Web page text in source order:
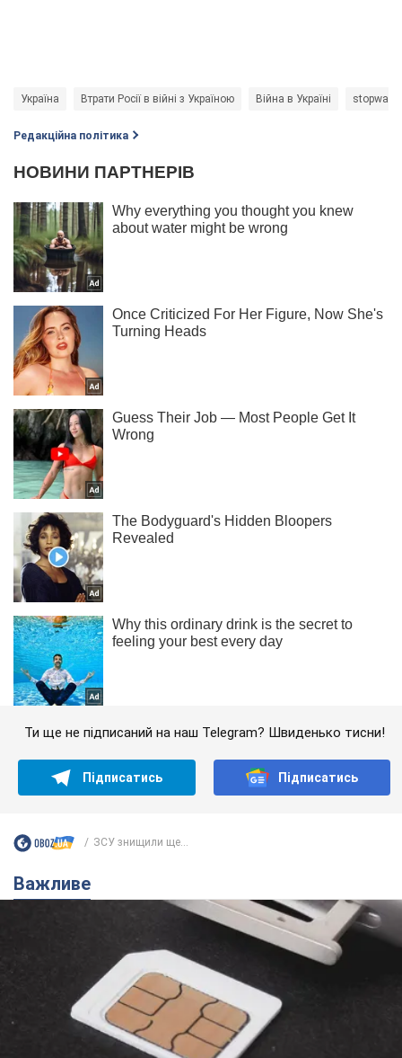
Україна Втрати Росії в війні з Україною Війна в Україні stopwar
Редакційна політика
Ти ще не підписаний на наш Telegram? Швиденько тисни!
Підписатись Підписатись
ЗСУ знищили ще...
Важливе